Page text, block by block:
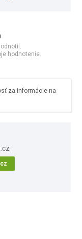
hodnotenie.
za informácie na